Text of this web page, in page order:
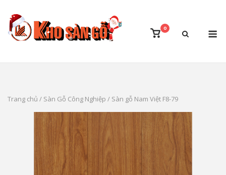
content
View
0
Trang chủ / Sàn Gỗ Công Nghiệp / Sàn gỗ Nam Việt F8-79